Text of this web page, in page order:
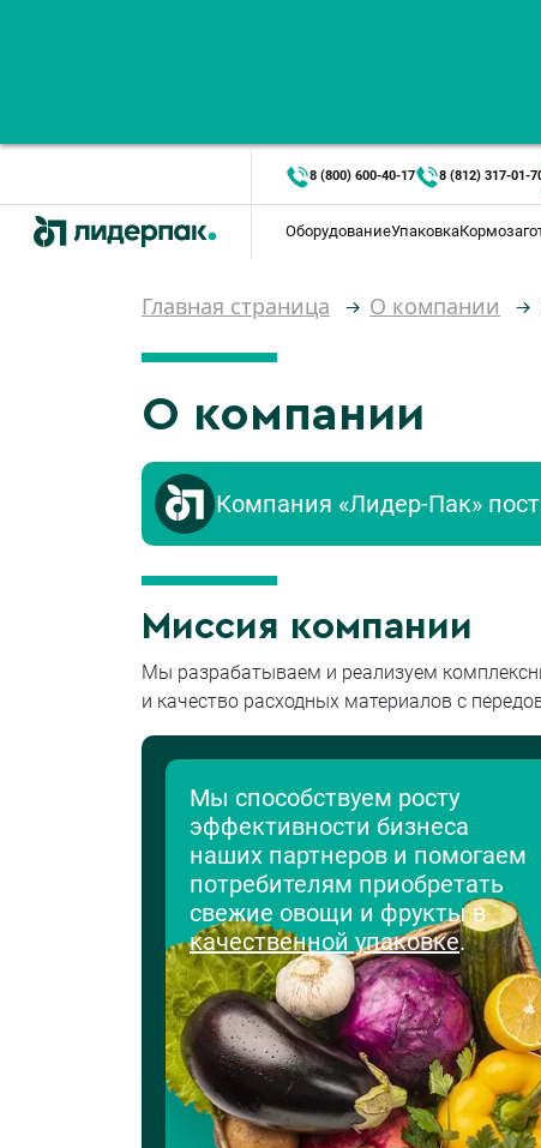
8 (800) 600-40-17 8 (812) 317-01-
ОборудованиеУпаковка
Главная страница О компании
О компании
Компания «Лидер-Пак»
Миссия компании
Мы разрабатываем и реализуем
и качество расходных материалов с
Мы способствуем росту
эффективности бизнеса
наших партнеров и помогаем
потребителям приобретать
свежие овощи и фрукты в
качественной упаковке.